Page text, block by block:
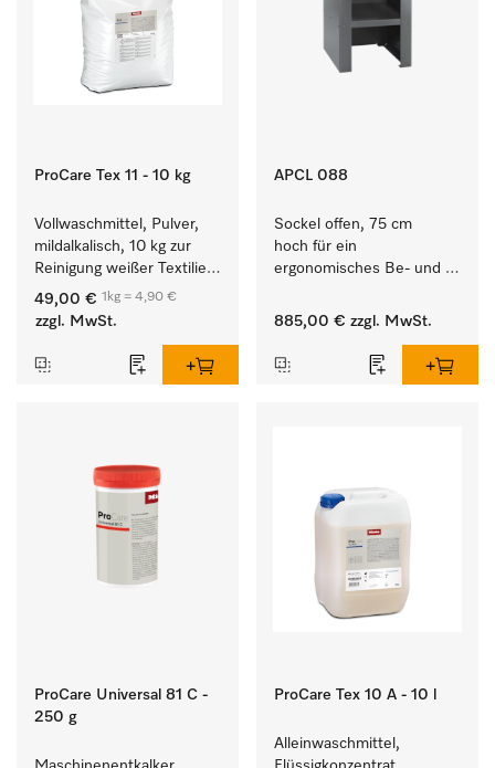
ProCare Tex 11 - 10 kg
Vollwaschmittel, Pulver,
mildalkalisch, 10 kg zur
Reinigung weißer Textilien
und farbechter
Buntwäsche.
49,00 € 1kg = 4,90 €
zzgl. MwSt.
APCL 088
Sockel offen, 75 cm
hoch für ein
ergonomisches Be- und
Waschmaschine und
885,00 € zzgl. MwSt.
ProCare Universal 81 C -
250 g
ProCare Tex 10 A - 10 l
Alleinwaschmittel,